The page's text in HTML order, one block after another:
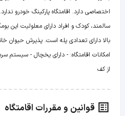
اختصاصی دارد. اقامتگاه پارکینگ خودرو
سالمند، کودک و افراد دارای معلولیت این
بالا دارای تعدادی پله است. پذیرش حیوان
امکانات اقامتگاه: - دارای یخچال - سیستم
از کف
قوانین و مقررات اقامتگاه